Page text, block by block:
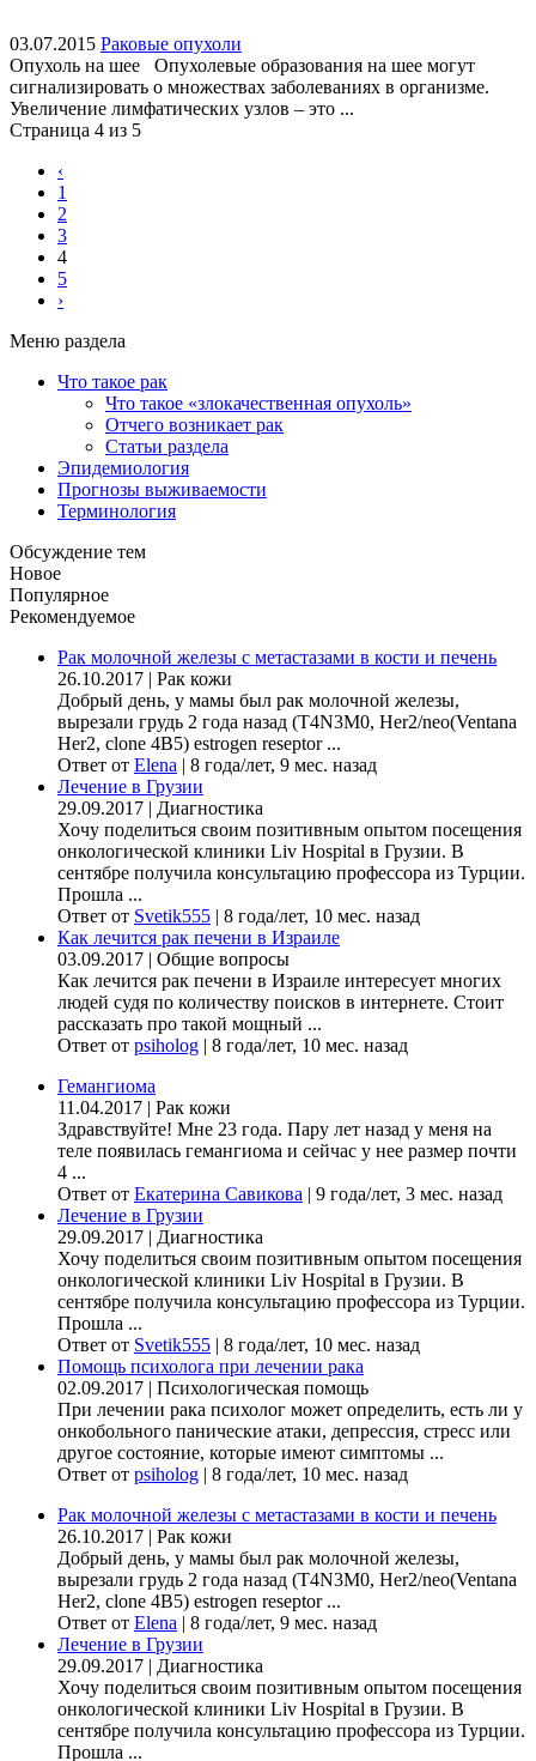
03.07.2015 Раковые опухоли
Опухоль на шее Опухолевые образования на шее могут
сигнализировать о множествах заболеваниях в организме.
Увеличение лимфатических узлов – это ...
Страница 4 из 5
‹
1
2
3
4
5
›
Меню раздела
Что такое рак
Что такое «злокачественная опухоль»
Отчего возникает рак
Статьи раздела
Эпидемиология
Прогнозы выживаемости
Терминология
Обсуждение тем
Новое
Популярное
Рекомендуемое
Рак молочной железы с метастазами в кости и печень
26.10.2017 | Рак кожи
Добрый день, у мамы был рак молочной железы,
вырезали грудь 2 года назад (Т4N3M0, Her2/neo(Ventana
Her2, clone 4B5) estrogen reseptor ...
Ответ от Elena | 8 года/лет, 9 мес. назад
Лечение в Грузии
29.09.2017 | Диагностика
Хочу поделиться своим позитивным опытом посещения
онкологической клиники Liv Hospital в Грузии. В
сентябре получила консультацию профессора из Турции.
Прошла ...
Ответ от Svetik555 | 8 года/лет, 10 мес. назад
Как лечится рак печени в Израиле
03.09.2017 | Общие вопросы
Как лечится рак печени в Израиле интересует многих
людей судя по количеству поисков в интернете. Стоит
рассказать про такой мощный ...
Ответ от psiholog | 8 года/лет, 10 мес. назад
Гемангиома
11.04.2017 | Рак кожи
Здравствуйте! Мне 23 года. Пару лет назад у меня на
теле появилась гемангиома и сейчас у нее размер почти
4 ...
Ответ от Екатерина Савикова | 9 года/лет, 3 мес. назад
Лечение в Грузии
29.09.2017 | Диагностика
Хочу поделиться своим позитивным опытом посещения
онкологической клиники Liv Hospital в Грузии. В
сентябре получила консультацию профессора из Турции.
Прошла ...
Ответ от Svetik555 | 8 года/лет, 10 мес. назад
Помощь психолога при лечении рака
02.09.2017 | Психологическая помощь
При лечении рака психолог может определить, есть ли у
онкобольного панические атаки, депрессия, стресс или
другое состояние, которые имеют симптомы ...
Ответ от psiholog | 8 года/лет, 10 мес. назад
Рак молочной железы с метастазами в кости и печень
26.10.2017 | Рак кожи
Добрый день, у мамы был рак молочной железы,
вырезали грудь 2 года назад (Т4N3M0, Her2/neo(Ventana
Her2, clone 4B5) estrogen reseptor ...
Ответ от Elena | 8 года/лет, 9 мес. назад
Лечение в Грузии
29.09.2017 | Диагностика
Хочу поделиться своим позитивным опытом посещения
онкологической клиники Liv Hospital в Грузии. В
сентябре получила консультацию профессора из Турции.
Прошла ...